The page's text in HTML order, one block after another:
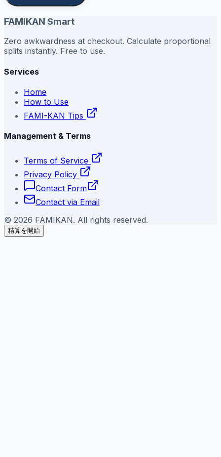
FAMIKAN Smart
Zero awkwardness at checkout. Calculate proportional
splits instantly. Free to use.
Services
Home
How to Use
FAMI-KAN Tips
Management & Terms
Terms of Service
Privacy Policy
Contact Form
Contact via Email
© 2026 FAMIKAN. All rights reserved.
精算を開始